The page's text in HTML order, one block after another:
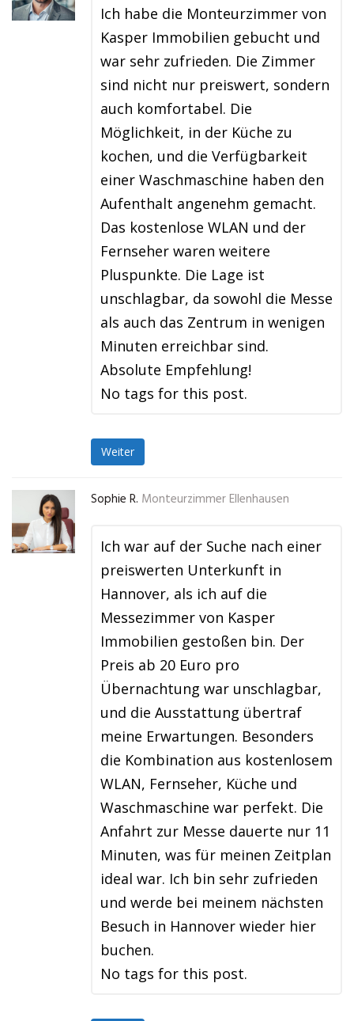
Ich habe die Monteurzimmer von
Kasper Immobilien gebucht und
war sehr zufrieden. Die Zimmer
sind nicht nur preiswert, sondern
auch komfortabel. Die
Möglichkeit, in der Küche zu
kochen, und die Verfügbarkeit
einer Waschmaschine haben den
Aufenthalt angenehm gemacht.
Das kostenlose WLAN und der
Fernseher waren weitere
Pluspunkte. Die Lage ist
unschlagbar, da sowohl die Messe
als auch das Zentrum in wenigen
Minuten erreichbar sind.
Absolute Empfehlung!
No tags for this post.
Weiter
Sophie R. Monteurzimmer Ellenhausen
Ich war auf der Suche nach einer
preiswerten Unterkunft in
Hannover, als ich auf die
Messezimmer von Kasper
Immobilien gestoßen bin. Der
Preis ab 20 Euro pro
Übernachtung war unschlagbar,
und die Ausstattung übertraf
meine Erwartungen. Besonders
die Kombination aus kostenlosem
WLAN, Fernseher, Küche und
Waschmaschine war perfekt. Die
Anfahrt zur Messe dauerte nur 11
Minuten, was für meinen Zeitplan
ideal war. Ich bin sehr zufrieden
und werde bei meinem nächsten
Besuch in Hannover wieder hier
buchen.
No tags for this post.